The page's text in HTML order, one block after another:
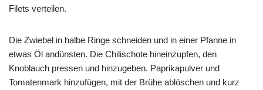
Filets verteilen.
Die Zwiebel in halbe Ringe schneiden und in einer Pfanne in
etwas Öl andünsten. Die Chilischote hineinzupfen, den
Knoblauch pressen und hinzugeben. Paprikapulver und
Tomatenmark hinzufügen, mit der Brühe ablöschen und kurz